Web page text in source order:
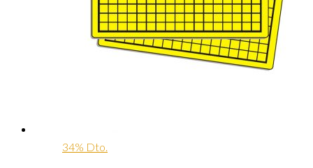
34% Dto.